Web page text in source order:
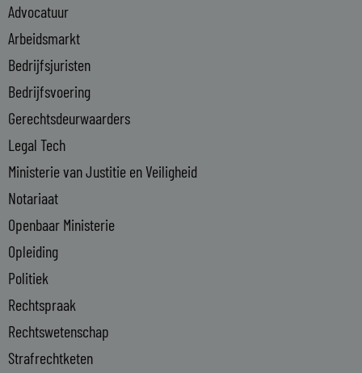
d
i
n
-
i
n
Advocatuur
Arbeidsmarkt
Bedrijfsjuristen
Bedrijfsvoering
Gerechtsdeurwaarders
Legal Tech
Ministerie van Justitie en Veiligheid
Notariaat
Openbaar Ministerie
Opleiding
Politiek
Rechtspraak
Rechtswetenschap
Strafrechtketen